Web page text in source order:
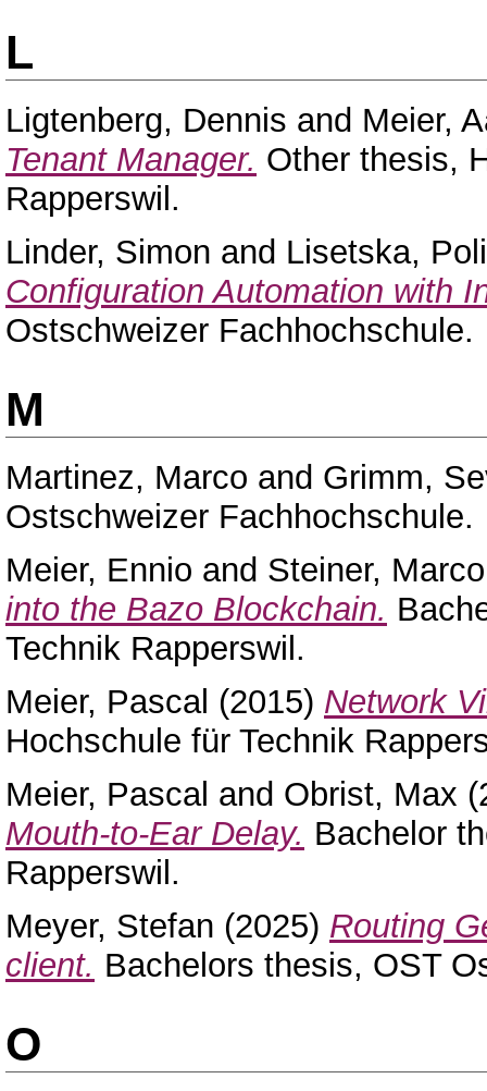
L
Ligtenberg, Dennis and Meier,
Tenant Manager. Other thesis,
Rapperswil.
Linder, Simon and Lisetska,
Configuration Automation with
Ostschweizer Fachhochschule.
M
Martinez, Marco and Grimm,
Ostschweizer Fachhochschule.
Meier, Ennio and Steiner, Marco
into the Bazo Blockchain.
Technik Rapperswil.
Meier, Pascal (2015) Network
Hochschule für Technik
Meier, Pascal and Obrist, Max
Mouth-to-Ear Delay. Bachelor
Rapperswil.
Meyer, Stefan (2025) Routing
client. Bachelors thesis, OST
O